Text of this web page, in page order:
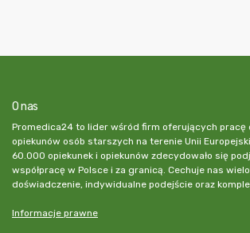
O nas
Promedica24 to lider wśród firm oferujących pracę
opiekunów osób starszych na terenie Unii
60.000 opiekunek i opiekunów zdecydowało się
współpracę w Polsce i za granicą. Cechuje nas
doświadczenie, indywidualne podejście oraz
Informacje prawne